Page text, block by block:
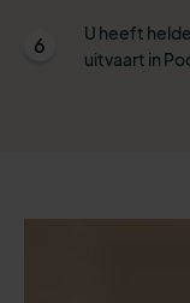
6
U heeft
uitvaart in